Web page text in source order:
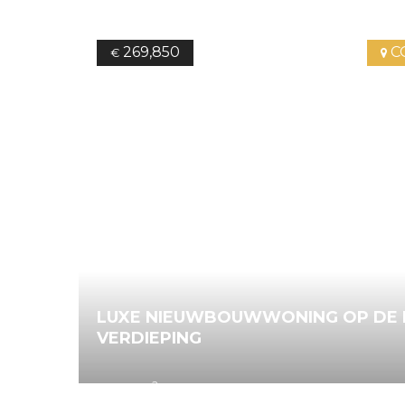
€ 269,850
LUXE NIEUWBOUWWONING OP DE
VERDIEPING
78.25m2 2Bedrooms 2Bathrooms Ref.